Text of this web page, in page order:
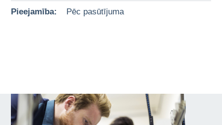
Pieejamība: Pēc pasūtījuma